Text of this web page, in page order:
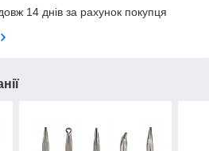
14 днів за рахунок покупця